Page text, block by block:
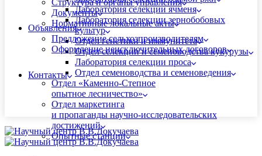
Лаборатория селекции ячменя
Лаборатория селекции зернобобовых
культур
Отдел генетики и иммунитета
Отдел селекции и семеноводства кукурузы
Лаборатория селекции проса
Отдел семеноводства и семеноведения
Отдел «Каменно-Степное
опытное лесничество»
Отдел маркетинга
и пропаганды научно-исследовательских
достижений
Опытные станции
Структура и органы управления
Документы
Нормативные локальные акты
Объявления
Предложение сельхозпроизводителям
Оформление неисключительных договоров
Контакты